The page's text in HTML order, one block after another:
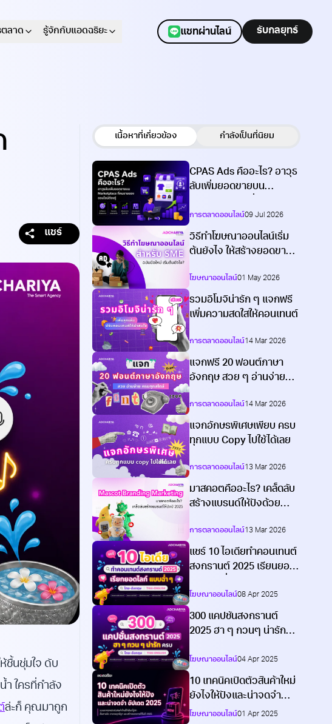
ลาด รู้จักกับแอดฉริยะ แชทผ่านไลน์
แชทผ่านไลน์
รับกลยุทธ์
แชร์
ชื้นชุ่มใจ ดับ
ใครที่กำลัง
ล่ะก็ คุณมาถูก
เนื้อหาที่เกี่ยวข้อง กำลังเป็นที่นิยม
CPAS Ads คืออะไร? อาวุธ
ลับเพิ่มยอดขายบน
ของออนไลน์ต้องรู้
การตลาดออนไลน์09 Jul 2026
วิธีทำโฆษณาออนไลน์เริ่ม
ต้นยังไง ให้สร้างยอดขาย
โฆษณาออนไลน์01 May 2026
รวมอิโมจิน่ารัก ๆ แจกฟรี
เพิ่มความสดใสให้คอนเทนต์
การตลาดออนไลน์14 Mar 2026
แจกฟรี 20 ฟอนต์ภาษา
อังกฤษ สวย ๆ อ่านง่าย
การตลาดออนไลน์14 Mar 2026
แจกอักษรพิเศษเพียบ ครบ
ทุกแบบ Copy ไปใช้ได้เลย
การตลาดออนไลน์13 Mar 2026
มาสคอตคืออะไร? เคล็ดลับ
สร้างแบรนด์ให้ปังด้วย
Marketing 2026
การตลาดออนไลน์13 Mar 2026
แชร์ 10 ไอเดียทำคอนเทนต์
สงกรานต์ 2025 เรียนยอด
โฆษณาออนไลน์08 Apr 2025
300 แคปชั่นสงกรานต์
2025 ฮา ๆ กวนๆ น่ารัก
โฆษณาออนไลน์04 Apr 2025
10 เทคนิคเปิดตัวสินค้าใหม่
ยังไงให้ปังและน่าจดจำ
อัปเดต 2025
โฆษณาออนไลน์01 Apr 2025